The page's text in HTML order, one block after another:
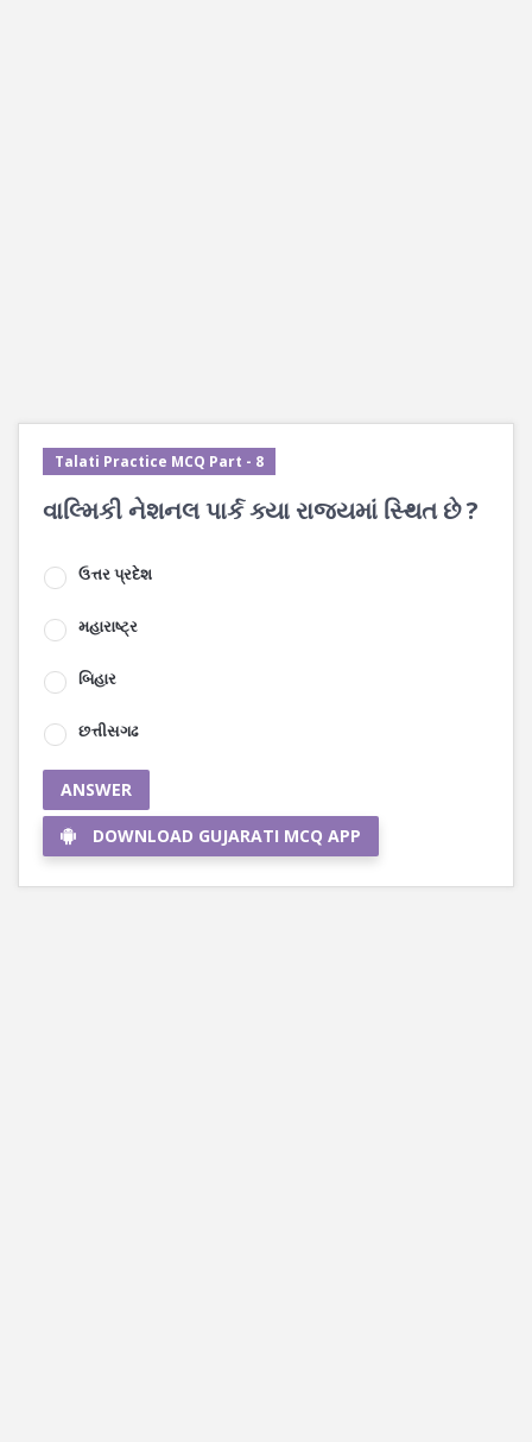
Talati Practice MCQ Part - 8
વાલ્મિકી નેશનલ પાર્ક ક્યા રાજ્યમાં સ્થિત છે ?
ઉત્તર પ્રદેશ
મહારાષ્ટ્ર
બિહાર
છત્તીસગઢ
ANSWER
DOWNLOAD GUJARATI MCQ APP